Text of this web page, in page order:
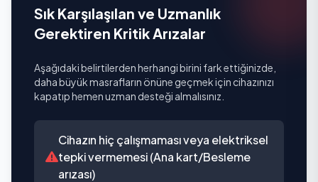
Sık Karşılaşılan ve Uzmanlık
Gerektiren Kritik Arızalar
Aşağıdaki belirtilerden herhangi birini fark ettiğinizde,
daha büyük masrafların önüne geçmek için cihazınızı
kapatıp hemen uzman desteği almalısınız.
Cihazın hiç çalışmaması veya elektriksel
tepki vermemesi (Ana kart/Besleme
arızası)